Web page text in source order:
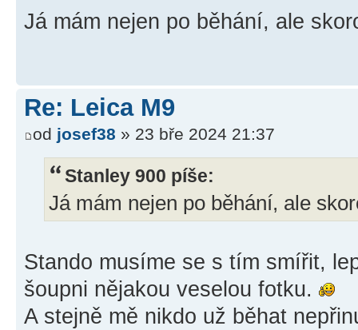
Já mám nejen po běhání, ale
Re: Leica M9
od josef38 » 23 bře 2024 21:37
Stanley 900 píše:
Já mám nejen po běhání, ale
Stando musíme se s tím smířit,
šoupni nějakou veselou fotku.
A stejně mě nikdo už běhat